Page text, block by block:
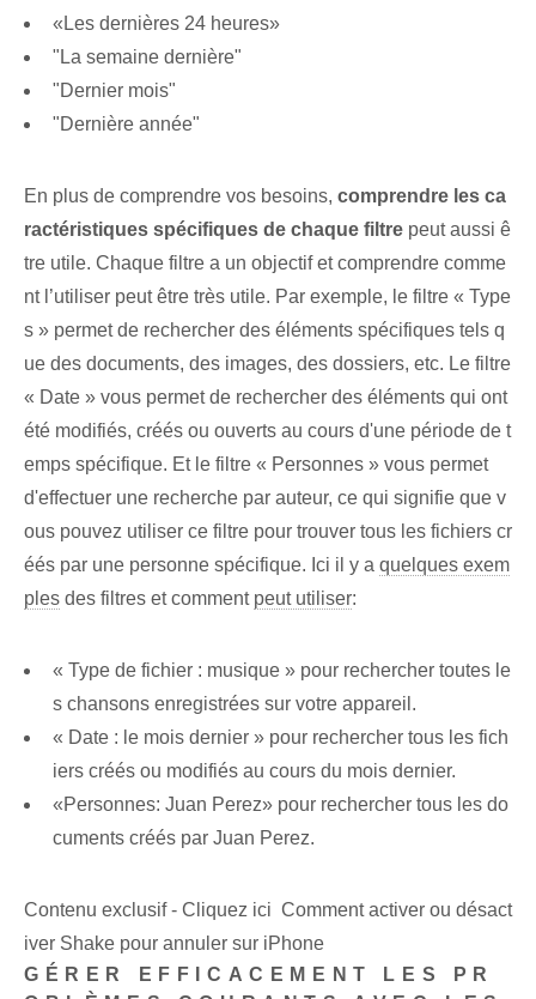
«Les dernières 24 heures»
"La semaine dernière"
"Dernier mois"
"Dernière année"
En plus de comprendre vos besoins, comprendre les ca
ractéristiques spécifiques de chaque filtre peut aussi ê
tre utile. Chaque filtre a un objectif et comprendre comme
nt l’utiliser peut être très utile. Par exemple, le filtre « Type
s » permet de rechercher des éléments spécifiques tels q
ue des documents, des images, des dossiers, etc. Le filtre
« Date » vous permet de rechercher des éléments qui ont
été modifiés, créés ou ouverts au cours d'une période de t
emps spécifique. Et le filtre « Personnes » vous permet
d'effectuer une recherche par auteur, ce qui signifie que v
ous pouvez utiliser ce filtre pour trouver tous les fichiers cr
éés par une personne spécifique. Ici il y a quelques exem
ples des filtres et comment peut utiliser:
« Type de fichier : musique » pour rechercher toutes le
s chansons enregistrées sur votre appareil.
« Date : le mois dernier » pour rechercher tous les fich
iers créés ou modifiés au cours du mois dernier.
«Personnes: Juan Perez» pour rechercher tous les do
cuments créés par Juan Perez.
Contenu exclusif - Cliquez ici Comment activer ou désact
iver Shake pour annuler sur iPhone
GÉRER EFFICACEMENT LES PR